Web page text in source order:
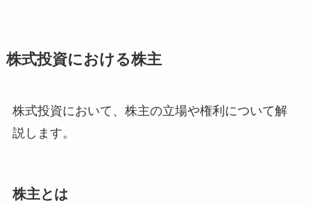
株式投資における株主
株式投資において、株主の立場や権利について解
説します。
株主とは